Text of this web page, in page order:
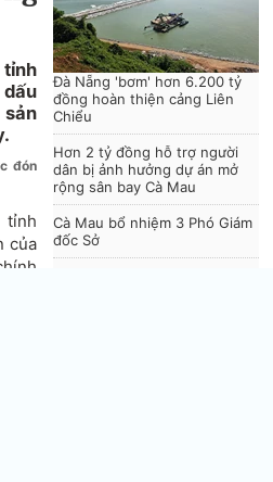
tỉnh
sản
đón
tỉnh
của
Đà Nẵng 'bơm' hơn 6.200 tỷ
đồng hoàn thiện cảng Liên
Chiểu
Hơn 2 tỷ đồng hỗ trợ người
dân bị ảnh hưởng dự án mở
rộng sân bay Cà Mau
Cà Mau bổ nhiệm 3 Phó Giám
đốc Sở